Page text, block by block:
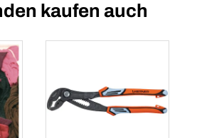
kaufen auch